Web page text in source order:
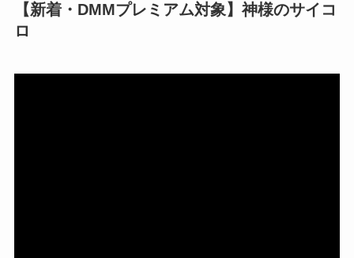
【新着・DMMプレミアム対象】神様のサイコ
ロ